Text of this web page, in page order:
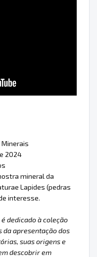
Minerais
2024
mineral da
Lapides (pedras
interesse.
é dedicado à coleção
da apresentação dos
suas origens e
descobrir em